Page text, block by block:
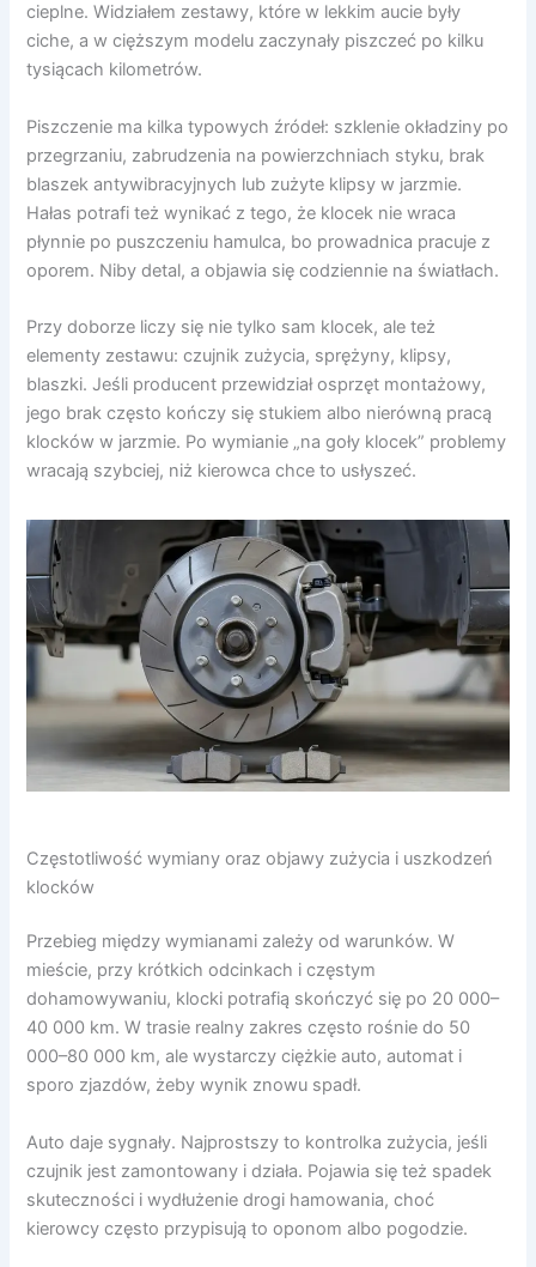
cieplne. Widziałem zestawy, które w lekkim aucie były
ciche, a w cięższym modelu zaczynały piszczeć po kilku
tysiącach kilometrów.
Piszczenie ma kilka typowych źródeł: szklenie okładziny po
przegrzaniu, zabrudzenia na powierzchniach styku, brak
blaszek antywibracyjnych lub zużyte klipsy w jarzmie.
Hałas potrafi też wynikać z tego, że klocek nie wraca
płynnie po puszczeniu hamulca, bo prowadnica pracuje z
oporem. Niby detal, a objawia się codziennie na światłach.
Przy doborze liczy się nie tylko sam klocek, ale też
elementy zestawu: czujnik zużycia, sprężyny, klipsy,
blaszki. Jeśli producent przewidział osprzęt montażowy,
jego brak często kończy się stukiem albo nierówną pracą
klocków w jarzmie. Po wymianie „na goły klocek” problemy
wracają szybciej, niż kierowca chce to usłyszeć.
Częstotliwość wymiany oraz objawy zużycia i uszkodzeń
klocków
Przebieg między wymianami zależy od warunków. W
mieście, przy krótkich odcinkach i częstym
dohamowywaniu, klocki potrafią skończyć się po 20 000–
40 000 km. W trasie realny zakres często rośnie do 50
000–80 000 km, ale wystarczy ciężkie auto, automat i
sporo zjazdów, żeby wynik znowu spadł.
Auto daje sygnały. Najprostszy to kontrolka zużycia, jeśli
czujnik jest zamontowany i działa. Pojawia się też spadek
skuteczności i wydłużenie drogi hamowania, choć
kierowcy często przypisują to oponom albo pogodzie.